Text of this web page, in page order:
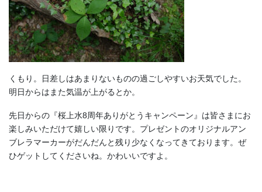
くもり。日差しはあまりないものの過ごしやすいお天気でした。
明日からはまた気温が上がるとか。
先日からの『桜上水8周年ありがとうキャンペーン』は皆さまにお
楽しみいただけて嬉しい限りです。プレゼントのオリジナルアン
ブレラマーカーがだんだんと残り少なくなってきております。ぜ
ひゲットしてくださいね。かわいいですよ。